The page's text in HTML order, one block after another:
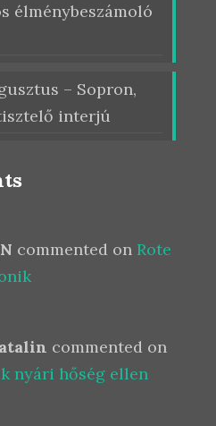
élménybeszámoló
– Sopron,
interjú
commented on Rote
commented on
nyári hőség ellen